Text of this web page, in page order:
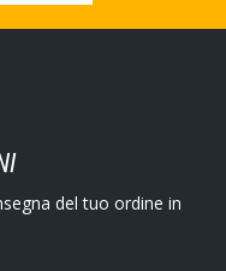
del tuo ordine in